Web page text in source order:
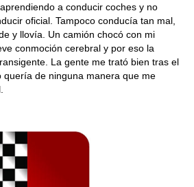
a conducir coches y no
oficial. Tampoco conducía tan mal,
y llovía. Un camión chocó con mi
conmoción cerebral y por eso la
La gente me trató bien tras el
quería de ninguna manera que me